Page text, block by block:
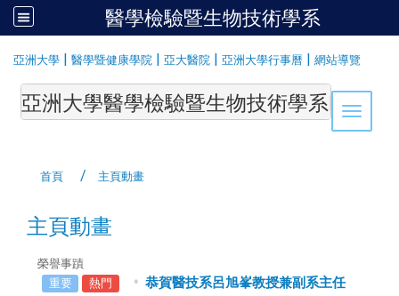
醫學檢驗暨生物技術學系
亞洲大學 | 醫學暨健康學院 | 亞大醫院 | 亞洲大學行事曆 | 網站導覽
Toggle
亞洲大學醫學檢驗暨生物技術學系
首頁 主頁動畫
主頁動畫
榮譽事蹟
重要
熱門
恭賀醫技系呂旭峯教授兼副系主任